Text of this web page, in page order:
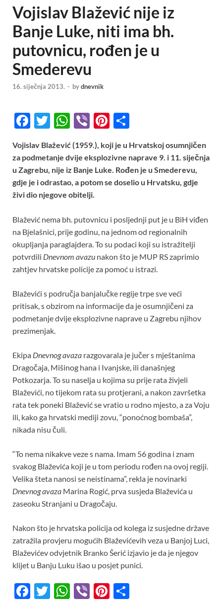
Vojislav Blažević nije iz
Banje Luke, niti ima bh.
putovnicu, rođen je u
Smederevu
16. siječnja 2013. - bydnevnik
F
e
b
o
o
k
T
itt
er
W
h
at
s
A
p
p
Vi
b
er
Pi
er
es
t
ar
e
Vojislav Blažević (1959.), koji je u Hrvatskoj osumnjičen
za podmetanje dvije eksplozivne naprave 9. i 11. siječnja
u Zagrebu, nije iz Banje Luke. Rođen je u Smederevu,
gdje je i odrastao, a potom se doselio u Hrvatsku, gdje
živi dio njegove obitelji.
Blažević nema bh. putovnicu i posljednji put je u BiH viđen
na Bjelašnici, prije godinu, na jednom od regionalnih
okupljanja paraglajdera. To su podaci koji su istražitelji
potvrdili Dnevnom avazu nakon što je MUP RS zaprimio
zahtjev hrvatske policije za pomoć u istrazi.
Blaževići s područja banjalučke regije trpe sve veći
pritisak, s obzirom na informacije da je osumnjičeni za
podmetanje dvije eksplozivne naprave u Zagrebu njihov
prezimenjak.
Ekipa Dnevnog avaza razgovarala je jučer s mještanima
Dragočaja, Mišinog hana i Ivanjske, ili današnjeg
Potkozarja. To su naselja u kojima su prije rata živjeli
Blaževići, no tijekom rata su protjerani, a nakon završetka
rata tek poneki Blažević se vratio u rodno mjesto, a za Voju
ili, kako ga hrvatski mediji zovu, “ponoćnog bombaša”,
nikada nisu čuli.
“To nema nikakve veze s nama. Imam 56 godina i znam
svakog Blaževića koji je u tom periodu rođen na ovoj regiji.
Velika šteta nanosi se neistinama”, rekla je novinarki
Dnevnog avaza Marina Rogić, prva susjeda Blaževića u
zaseoku Stranjani u Dragočaju.
Nakon što je hrvatska policija od kolega iz susjedne države
zatražila provjeru mogućih Blaževićevih veza u Banjoj Luci,
Blaževićev odvjetnik Branko Šerić izjavio je da je njegov
klijet u Banju Luku išao u posjet punici.
F
T
W Vi Pi